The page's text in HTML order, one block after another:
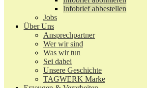
Infobrief abbestellen
Jobs
Über Uns
Ansprechpartner
Wer wir sind
Was wir tun
Sei dabei
Unsere Geschichte
TAGWERK Marke